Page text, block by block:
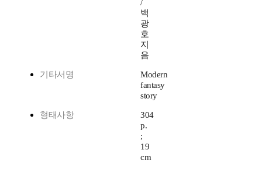
/
백
광
호
지
음
기타서명
Modern
fantasy
story
형태사항
304
p.
;
19
cm